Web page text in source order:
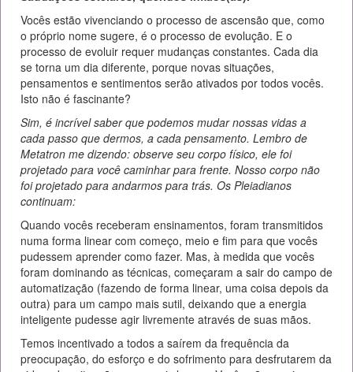
Vocês estão vivenciando o processo de ascensão que, como
o próprio nome sugere, é o processo de evolução. E o
processo de evoluir requer mudanças constantes. Cada dia
se torna um dia diferente, porque novas situações,
pensamentos e sentimentos serão ativados por todos vocês.
Isto não é fascinante?
Sim, é incrível saber que podemos mudar nossas vidas a
cada passo que dermos, a cada pensamento. Lembro de
Metatron me dizendo: observe seu corpo físico, ele foi
projetado para você caminhar para frente. Nosso corpo não
foi projetado para andarmos para trás. Os Pleiadianos
continuam:
Quando vocês receberam ensinamentos, foram transmitidos
numa forma linear com começo, meio e fim para que vocês
pudessem aprender como fazer. Mas, à medida que vocês
foram dominando as técnicas, começaram a sair do campo de
automatização (fazendo de forma linear, uma coisa depois da
outra) para um campo mais sutil, deixando que a energia
inteligente pudesse agir livremente através de suas mãos.
Temos incentivado a todos a saírem da frequência da
preocupação, do esforço e do sofrimento para desfrutarem da